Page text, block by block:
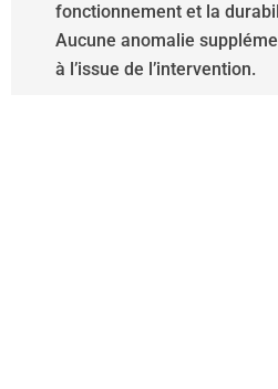
fonctionnement et la
Aucune anomalie
à l’issue de l’intervention.